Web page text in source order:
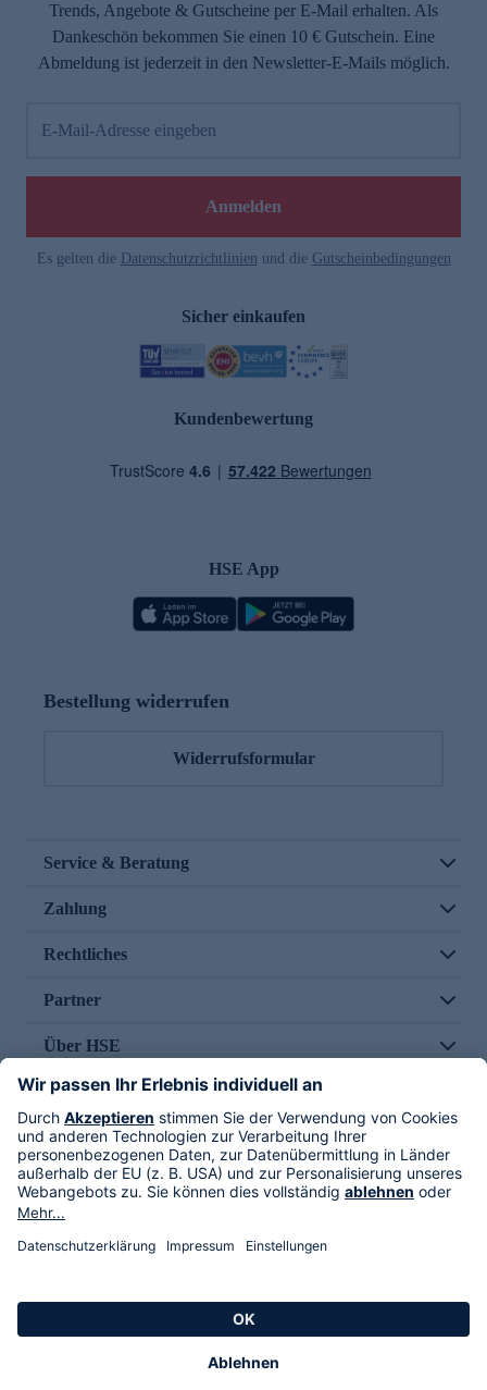
Trends, Angebote & Gutscheine per E-Mail erhalten. Als
Dankeschön bekommen Sie einen 10 € Gutschein. Eine
Abmeldung ist jederzeit in den Newsletter-E-Mails möglich.
E-Mail-Adresse eingeben
Anmelden
Es gelten die Datenschutzrichtlinien und die Gutscheinbedingungen
Sicher einkaufen
Kundenbewertung
HSE App
Bestellung widerrufen
Widerrufsformular
Service & Beratung
Zahlung
Rechtliches
Partner
Über HSE
Im TV
HSE International